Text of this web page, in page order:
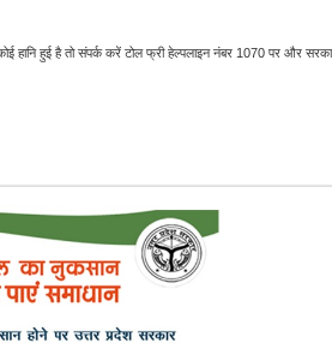
हुई है तो संपर्क करें टोल फ्री हेल्पलाइन नंबर 1070 पर और